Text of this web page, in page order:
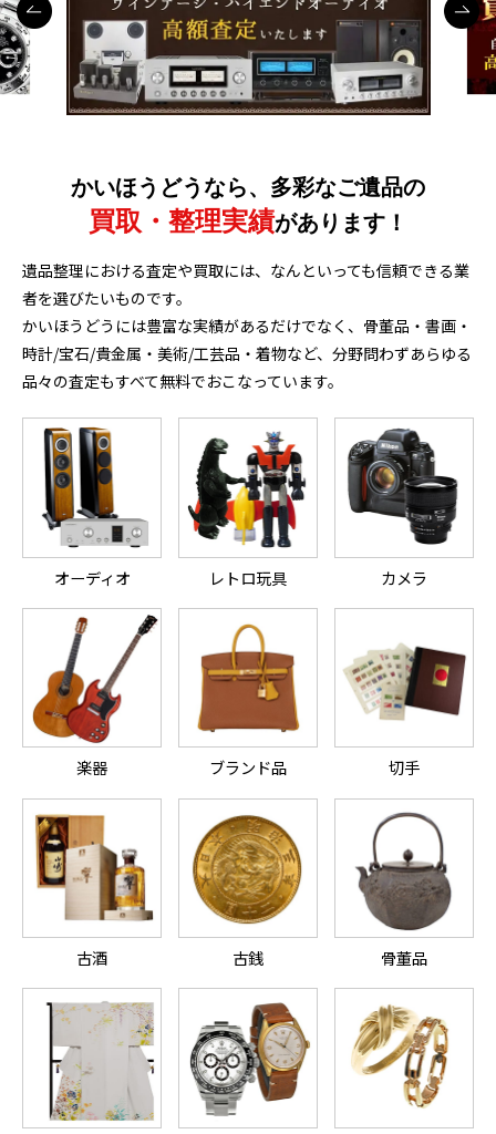
かいほうどうなら、多彩なご遺品の
買取・整理実績があります！
遺品整理における査定や買取には、なんといっても信頼できる業
者を選びたいものです。
かいほうどうには豊富な実績があるだけでなく、骨董品・書画・
時計/宝石/貴金属・美術/工芸品・着物など、分野問わずあらゆる
品々の査定もすべて無料でおこなっています。
オーディオ レトロ玩具 カメラ
楽器 ブランド品 切手
古酒 古銭 骨董品